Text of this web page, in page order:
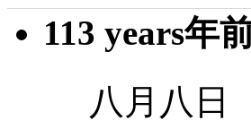
113 years年
八月八日